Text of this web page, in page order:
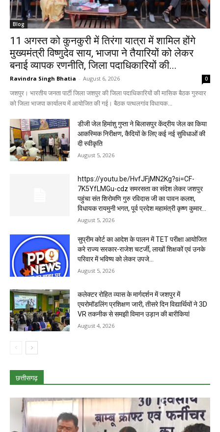
Blog
11 अगस्त को कुनकुरी में तिरंगा यात्रा में शामिल होंगे
मुख्यमंत्री विष्णुदेव साय, भाजपा ने तैयारियों को लेकर
बनाई व्यापक रणनीति, जिला पदाधिकारियों की...
Ravindra Singh Bhatia - August 6, 2026 0
जशपुर। भारतीय जनता पार्टी जिला जशपुर की जिला पदाधिकारियों की मासिक बैठक गुरुवार
को जिला भाजपा कार्यालय में आयोजित की गई। बैठक पत्थलगांव विधायक...
डीजी जेल हिमांशु गुप्ता ने बिलासपुर केंद्रीय जेल का किया
आकस्मिक निरीक्षण, कैदियों के लिए कई नई सुविधाओं की
दी स्वीकृति
August 5, 2026
https://youtu.be/HvfJFjMN2Kg?si=CF-
7K5YfLMGu-cdz समरसता का संदेश लेकर जशपुर
पहुंचा संत शिरोमणि गुरु रविदास जी का पावन कलश,
विधायक रायमुनी भगत, पूर्व प्रदेश महामंत्री कृष्ण कुमार...
August 5, 2026
सुप्रीम कोर्ट का आदेश के पालन में TET परीक्षा आयोजित
करे राज्य सरकार-राजेश चटर्जी, लाखों शिक्षकों एवं उनके
परिवार में भविष्य को लेकर उपजे...
August 5, 2026
कलेक्टर रोहित व्यास के मार्गदर्शन में जशपुर में
एयरोमॉडलिंग प्रशिक्षण जारी, तीसरे दिन विद्यार्थियों ने 3D
VR तकनीक से समझी विमान उड़ान की बारीकियां
August 4, 2026
छत्तीसगढ़